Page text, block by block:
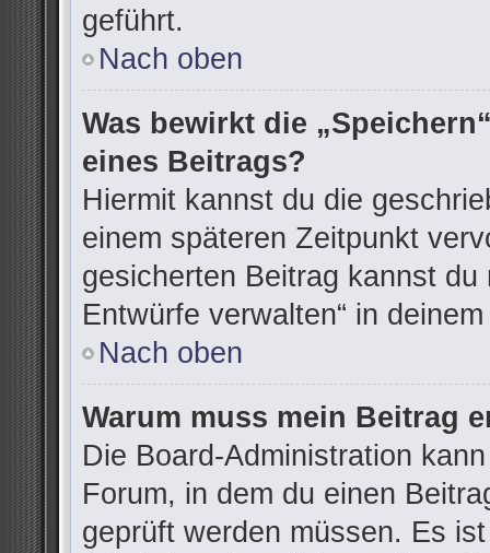
geführt.
Nach oben
Was bewirkt die
eines Beitrags?
Hiermit kannst du die
einem späteren Zeitpunkt
gesicherten Beitrag kannst
Entwürfe verwalten“ in
Nach oben
Warum muss mein Beitrag
Die Board-Administration
Forum, in dem du einen
geprüft werden müssen. Es